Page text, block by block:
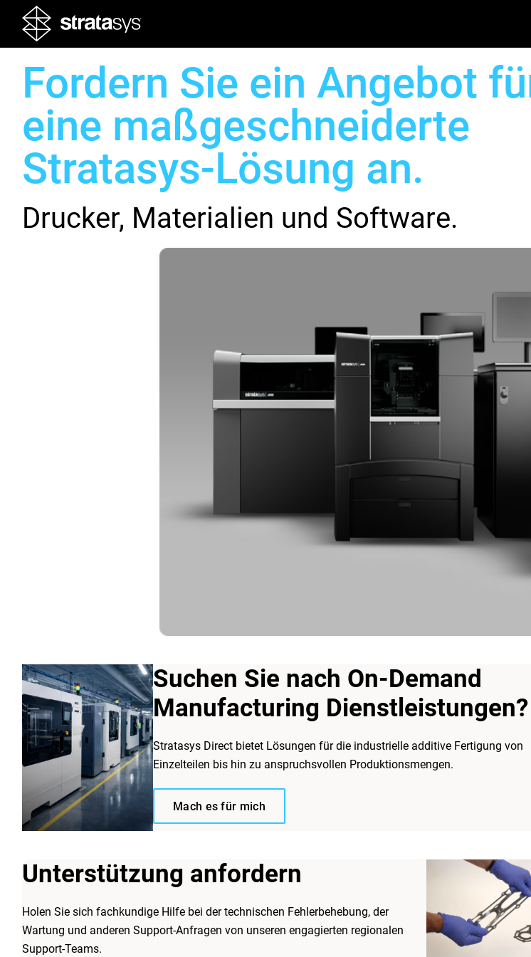
Fordern Sie ein Angebot
eine maßgeschneiderte
Stratasys-Lösung an.
Drucker, Materialien und Software.
Suchen Sie nach On-Demand
Manufacturing Dienstleistungen?
Stratasys Direct bietet Lösungen für die industrielle additive Fertigung von
Einzelteilen bis hin zu anspruchsvollen Produktionsmengen.
Mach es für mich
Unterstützung anfordern
Holen Sie sich fachkundige Hilfe bei der technischen Fehlerbehebung, der
Wartung und anderen Support-Anfragen von unseren engagierten regionalen
Support-Teams.